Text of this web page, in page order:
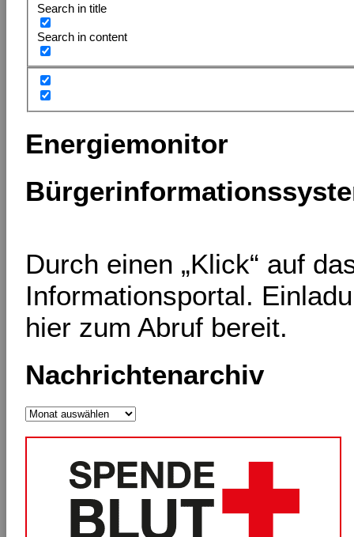
Search in title
Search in content
Energiemonitor
Durch einen „Klick“ auf
Informationsportal.
hier zum Abruf bereit.
Nachrichtenarchiv
Nachrichtenarchiv